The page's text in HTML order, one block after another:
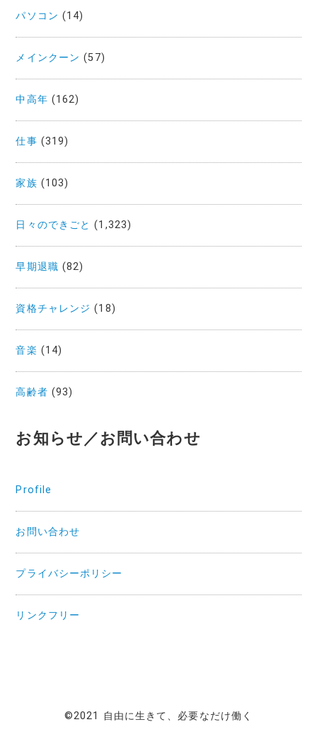
パソコン (14)
メインクーン (57)
中高年 (162)
仕事 (319)
家族 (103)
日々のできごと (1,323)
早期退職 (82)
資格チャレンジ (18)
音楽 (14)
高齢者 (93)
お知らせ／お問い合わせ
Profile
お問い合わせ
プライバシーポリシー
リンクフリー
©2021 自由に生きて、必要なだけ働く